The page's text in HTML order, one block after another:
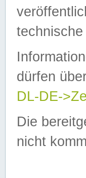
dürfen
DL-DE-
Die
nicht